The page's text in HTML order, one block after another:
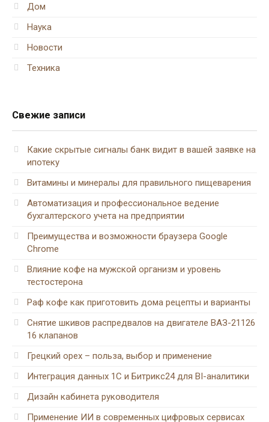
Дом
Наука
Новости
Техника
Свежие записи
Какие скрытые сигналы банк видит в вашей заявке на
ипотеку
Витамины и минералы для правильного пищеварения
Автоматизация и профессиональное ведение
бухгалтерского учета на предприятии
Преимущества и возможности браузера Google
Chrome
Влияние кофе на мужской организм и уровень
тестостерона
Раф кофе как приготовить дома рецепты и варианты
Снятие шкивов распредвалов на двигателе ВАЗ-21126
16 клапанов
Грецкий орех – польза, выбор и применение
Интеграция данных 1С и Битрикс24 для BI-аналитики
Дизайн кабинета руководителя
Применение ИИ в современных цифровых сервисах